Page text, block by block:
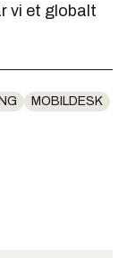
vi et globalt
MOBILDESK